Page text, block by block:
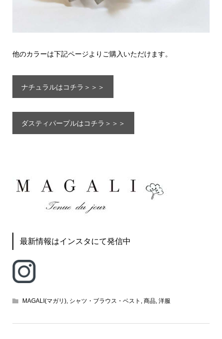
他のカラーは下記ページよりご購入いただけます。
ナチュラルはコチラ＞＞＞
ダスティパープルはコチラ＞＞＞
最新情報はインスタにて発信中
MAGALI(マガリ), シャツ・ブラウス・ベスト , 商品, 洋服